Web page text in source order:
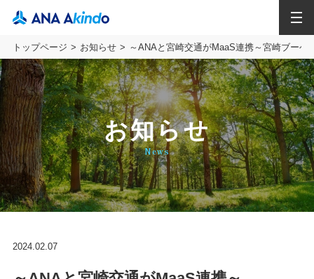
トップページ お知らせ ～ANAと宮崎交通がMaaS連携～宮崎ブー
お知らせ
News
2024.02.07